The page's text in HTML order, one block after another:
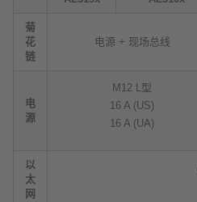
菊
花
链
电源 + 现场总线
电
源
M12 L型
16 A (US)
16 A (UA)
以
太
网